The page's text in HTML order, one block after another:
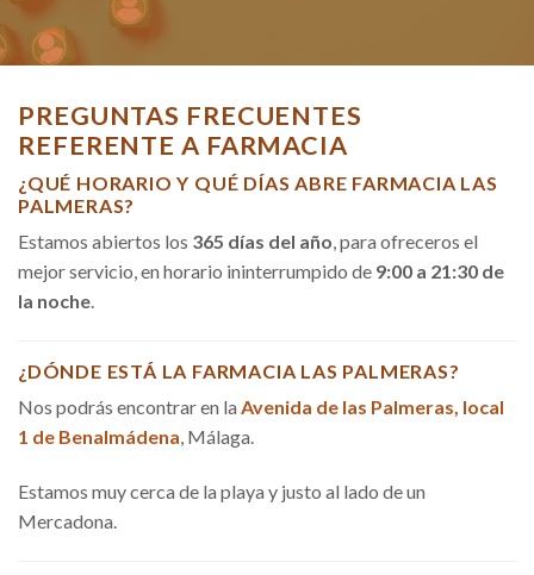
PREGUNTAS FRECUENTES
REFERENTE A FARMACIA
¿QUÉ HORARIO Y QUÉ DÍAS ABRE FARMACIA LAS
PALMERAS?
Estamos abiertos los 365 días del año, para ofreceros el
mejor servicio, en horario ininterrumpido de 9:00 a 21:30 de
la noche.
¿DÓNDE ESTÁ LA FARMACIA LAS PALMERAS?
Nos podrás encontrar en la Avenida de las Palmeras, local
1 de Benalmádena, Málaga.
Estamos muy cerca de la playa y justo al lado de un
Mercadona.